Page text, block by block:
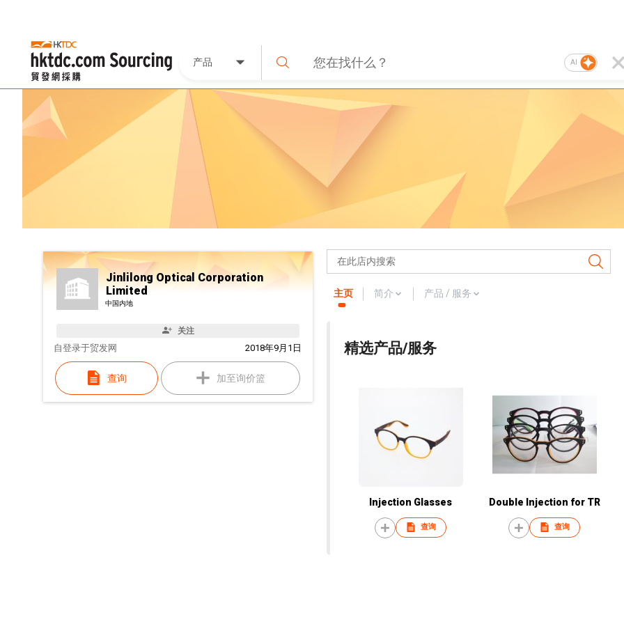
产品 AI
Jinlilong Optical Corporation
Limited
中国内地
关注
自 2018年9月1日
登录于贸发网
查询 加至询价篮
主页 简介 产品 / 服务
精选产品/服务
Injection Glasses
查询
Double Injection for TR
查询